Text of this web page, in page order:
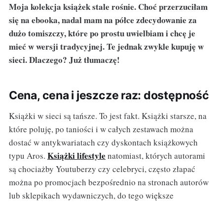
Moja kolekcja książek stale rośnie. Choć przerzuciłam
się na ebooka, nadal mam na półce zdecydowanie za
dużo tomiszczy, które po prostu uwielbiam i chcę je
mieć w wersji tradycyjnej. Te jednak zwykle kupuję w
sieci. Dlaczego? Już tłumaczę!
Cena, cena i jeszcze raz: dostępność
Książki w sieci są tańsze. To jest fakt. Książki starsze, na
które poluję, po taniości i w całych zestawach można
dostać w antykwariatach czy dyskontach książkowych
typu Aros. Książki lifestyle natomiast, których autorami
są chociażby Youtuberzy czy celebryci, często złapać
można po promocjach bezpośrednio na stronach autorów
lub sklepikach wydawniczych, do tego większe